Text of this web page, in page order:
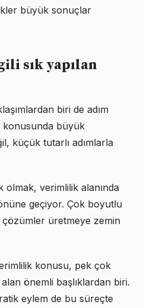
büyük sonuçlar
sık yapılan
biri de adım
konusunda büyük
küçük tutarlı adımlarla
olmak, verimlilik alanında
geçiyor. Çok boyutlu
çözümler üretmeye zemin
konusu, pek çok
önemli başlıklardan biri.
eylem de bu süreçte